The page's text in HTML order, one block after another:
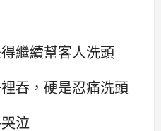
繼續幫客人洗頭
吞，硬是忍痛洗頭
泣